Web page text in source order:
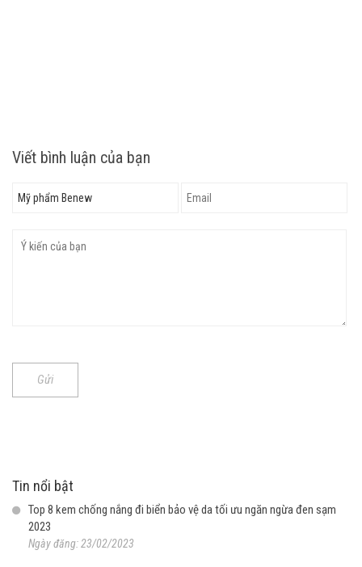
Viết bình luận của bạn
Gửi
Tin nổi bật
Top 8 kem chống nắng đi biển bảo vệ da tối ưu ngăn ngừa đen sạm
2023
Ngày đăng: 23/02/2023